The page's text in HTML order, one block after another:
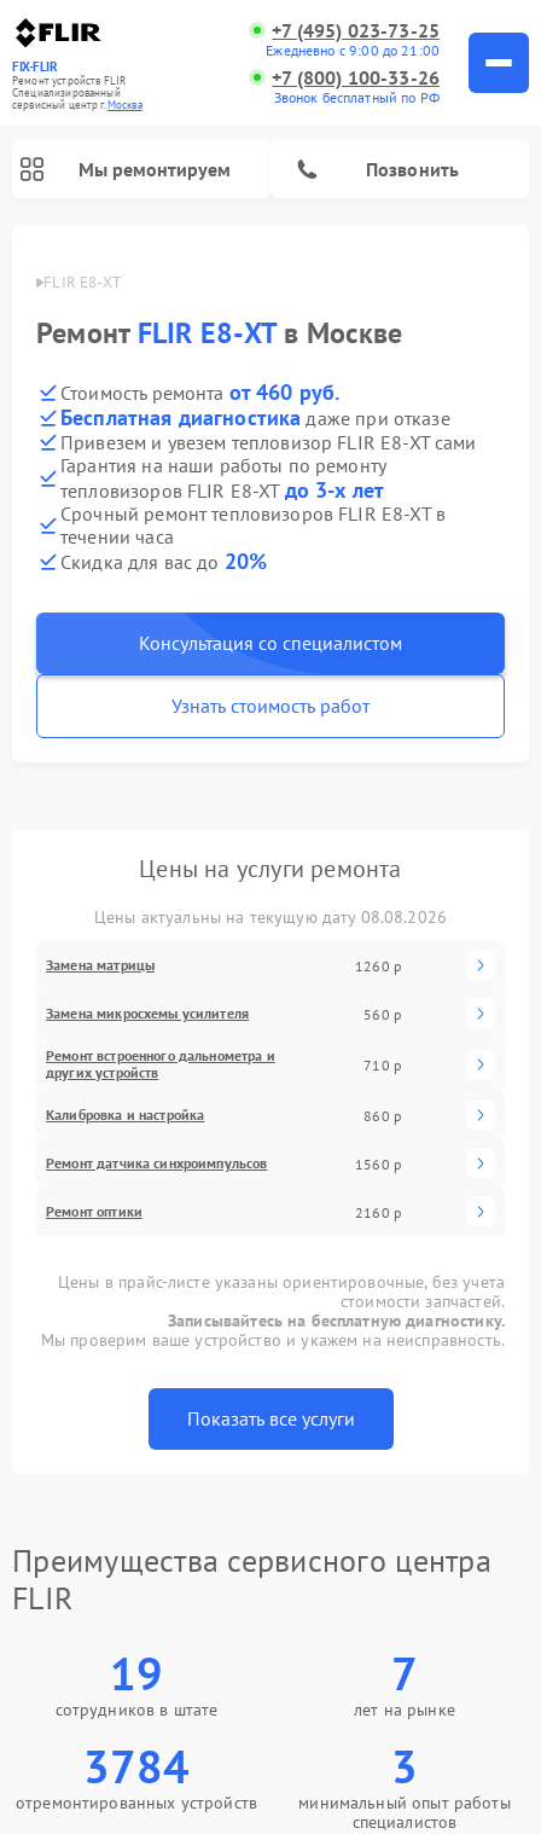
FIX-FLIR
Ремонт устройств FLIR
Специализированный
cервисный центр г.Москва
+7 (495) 023-73-25
Ежедневно с 9:00 до 21:00
+7 (800) 100-33-26
Звонок бесплатный по РФ
Мы ремонтируем Позвонить
FLIR FLIR E8-XT
Ремонт FLIR E8-XTв Москве
Стоимость ремонта от 460 руб.
Бесплатная диагностика даже при отказе
Привезем и увезем тепловизор FLIR E8-XT сами
Гарантия на наши работы по ремонту
тепловизоров FLIR E8-XT до 3-х лет
Срочный ремонт тепловизоров FLIR E8-XT в
течении часа
Скидка для вас до 20%
Консультация со специалистом
Узнать стоимость работ
Цены на услуги ремонта
Цены актуальны на текущую дату 08.08.2026
Замена матрицы 1260 р
Замена микросхемы усилителя 560 р
Ремонт встроенного дальнометра и
других устройств
710 р
Калибровка и настройка 860 р
Ремонт датчика синхроимпульсов 1560 р
Ремонт оптики 2160 р
Цены в прайс-листе указаны ориентировочные, без учета
стоимости запчастей.
Записывайтесь на бесплатную диагностику.
Мы проверим ваше устройство и укажем на неисправность.
Показать все услуги
Преимущества сервисного центра
FLIR
19
сотрудников в штате
7
лет на рынке
3784
отремонтированных устройств
3
минимальный опыт работы
специалистов